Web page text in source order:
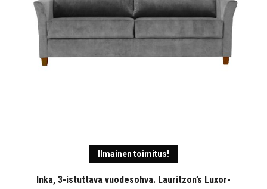
Ilmainen toimitus!
Inka, 3-istuttava vuodesohva. Lauritzon’s Luxor-